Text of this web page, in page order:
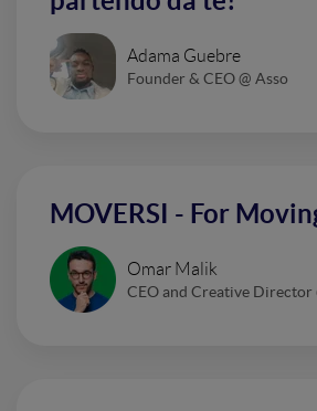
Adama Guebre
Founder & CEO @ Asso
MOVERSI - For
Omar Malik
CEO and Creative Director